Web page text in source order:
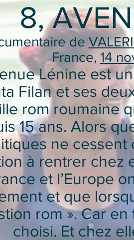
8,
de
France, 14
Lénine est
Filan et ses
rom roumaine
15 ans. Alors
ne cessent
à rentrer chez
et l’Europe
et que
rom ». Car
choisi. Et chez